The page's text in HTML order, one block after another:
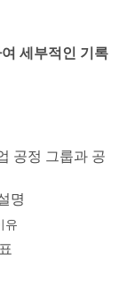
세부적인 기록
공정 그룹과 공
명
유